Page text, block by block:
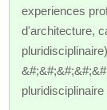
experiences
d'architecture,
pluridisciplinaire